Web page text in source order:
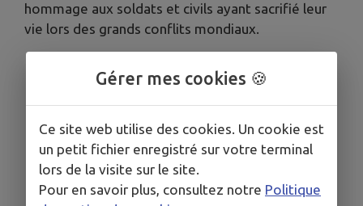
hommage aux soldats et civils ayant sacrifié leur
vie lors des grands conflits mondiaux.
Gérer mes cookies 🍪
Ce site web utilise des cookies. Un cookie est
un petit fichier enregistré sur votre terminal
lors de la visite sur le site.
Pour en savoir plus, consultez notre Politique